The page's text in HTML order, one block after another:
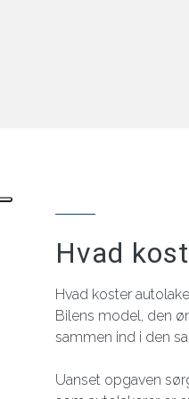
Hvad
Hvad koster
Bilens model, den
sammen ind i den
Uanset opgaven